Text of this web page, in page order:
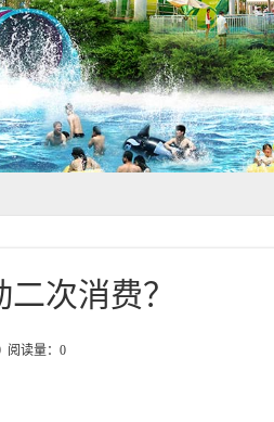
次消费？
读量： 0